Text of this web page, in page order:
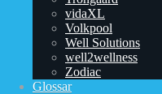
vidaXL
Volkpool
Well Solutions
well2wellness
Zodiac
Glossar